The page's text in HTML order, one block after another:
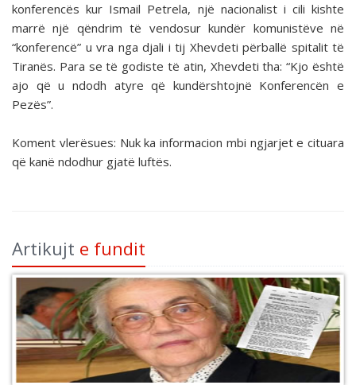
konferencës kur Ismail Petrela, një nacionalist i cili kishte
marrë një qëndrim të vendosur kundër komunistëve në
“konferencë” u vra nga djali i tij Xhevdeti përballë spitalit të
Tiranës. Para se të godiste të atin, Xhevdeti tha: “Kjo është
ajo që u ndodh atyre që kundërshtojnë Konferencën e
Pezës”.
Koment vlerësues: Nuk ka informacion mbi ngjarjet e cituara
që kanë ndodhur gjatë luftës.
Artikujt e fundit